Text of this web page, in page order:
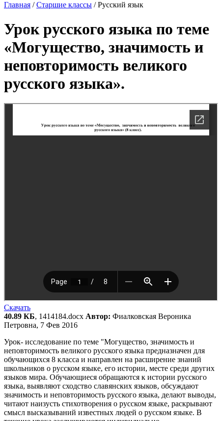
Главная /Старшие классы /Русский язык
Урок русского языка по теме
«Могущество, значимость и
неповторимость великого
русского языка».
Скачать
40.89 КБ, 1414184.docx Автор: Фиалковская Вероника
Петровна, 7 Фев 2016
Урок- исследование по теме "Могущество, значимость и
неповторимость великого русского языка предназначен для
обучающихся 8 класса и направлен на расширение знаний
школьников о русском языке, его истории, месте среди других
языков мира. Обучающиеся обращаются к истории русского
языка, выявляют сходство славянских языков, обсуждают
значимость и неповторимость русского языка, делают выводы,
читают наизусть стихотворения о русском языке, раскрывают
смысл высказываний известных людей о русском языке. В